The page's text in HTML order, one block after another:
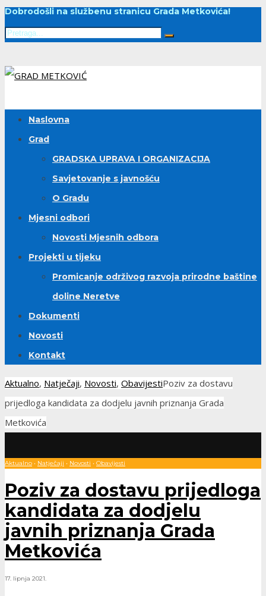
Dobrodošli na službenu stranicu Grada Metkovića!
Naslovna
Grad
GRADSKA UPRAVA I ORGANIZACIJA
Savjetovanje s javnošću
O Gradu
Mjesni odbori
Novosti Mjesnih odbora
Projekti u tijeku
Promicanje održivog razvoja prirodne baštine
doline Neretve
Dokumenti
Novosti
Kontakt
Aktualno, Natječaji, Novosti, ObavijestiPoziv za dostavu
prijedloga kandidata za dodjelu javnih priznanja Grada
Metkovića
Aktualno • Natječaji • Novosti • Obavijesti
Poziv za dostavu prijedloga
kandidata za dodjelu
javnih priznanja Grada
Metkovića
17. lipnja 2021.